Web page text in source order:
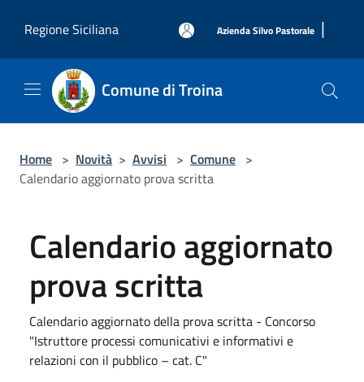
Regione Siciliana
Azienda Silvo Pastorale |
Comune di Troina
Home > Novità > Avvisi > Comune >
Calendario aggiornato prova scritta
Calendario aggiornato
prova scritta
Calendario aggiornato della prova scritta - Concorso
"Istruttore processi comunicativi e informativi e
relazioni con il pubblico – cat. C"